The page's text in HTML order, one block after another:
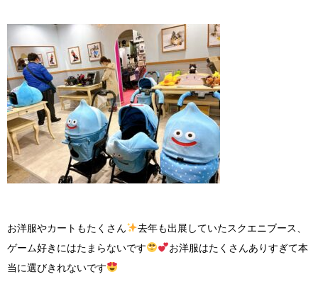
お洋服やカートもたくさん
去年も出展していたスクエニブース、
ゲーム好きにはたまらないです
お洋服はたくさんありすぎて本
当に選びきれないです